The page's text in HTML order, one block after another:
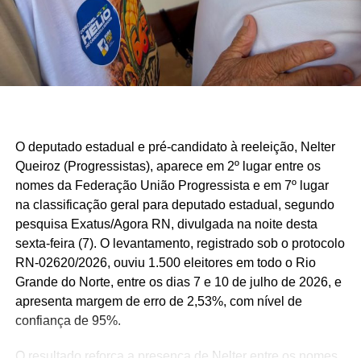
O deputado estadual e pré-candidato à reeleição, Nelter
Queiroz (Progressistas), aparece em 2º lugar entre os
nomes da Federação União Progressista e em 7º lugar
na classificação geral para deputado estadual, segundo
pesquisa Exatus/Agora RN, divulgada na noite desta
sexta-feira (7). O levantamento, registrado sob o protocolo
RN-02620/2026, ouviu 1.500 eleitores em todo o Rio
Grande do Norte, entre os dias 7 e 10 de julho de 2026, e
apresenta margem de erro de 2,53%, com nível de
confiança de 95%.